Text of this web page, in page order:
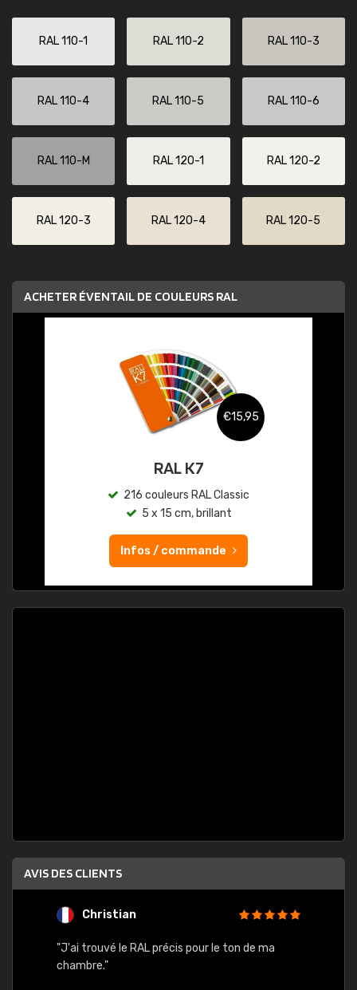
RAL 110-1 RAL 110-2 RAL 110-3
RAL 110-4 RAL 110-5 RAL 110-6
RAL 110-M RAL 120-1 RAL 120-2
RAL 120-3 RAL 120-4 RAL 120-5
ACHETER ÉVENTAIL DE COULEURS RAL
€15,95
RAL K7
216 couleurs RAL Classic
5 x 15 cm, brillant
Infos / commande
AVIS DES CLIENTS
Christian
"J'ai trouvé le RAL précis pour le ton de ma
chambre."